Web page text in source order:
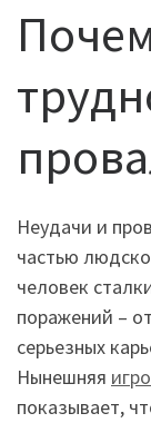
Неудачи и
частью
человек
поражений –
серьезных
Нынешняя
показывает,